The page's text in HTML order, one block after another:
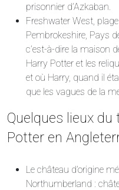
prisonnier d’Azkaban.
Freshwater West,
Pembrokeshire, Pays
c’est-à-dire la maison
Harry Potter et les
et où Harry, quand il
que les vagues de la
Quelques lieux
Potter en
Le château d’origine
Northumberland :